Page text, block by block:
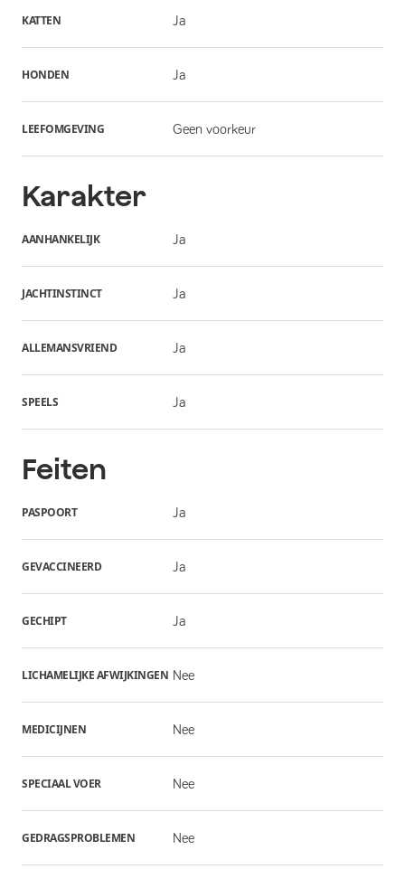
KATTEN Ja
HONDEN Ja
LEEFOMGEVING Geen voorkeur
Karakter
AANHANKELIJK Ja
JACHTINSTINCT Ja
ALLEMANSVRIEND Ja
SPEELS Ja
Feiten
PASPOORT Ja
GEVACCINEERD Ja
GECHIPT Ja
LICHAMELIJKE AFWIJKINGEN Nee
MEDICIJNEN Nee
SPECIAAL VOER Nee
GEDRAGSPROBLEMEN Nee